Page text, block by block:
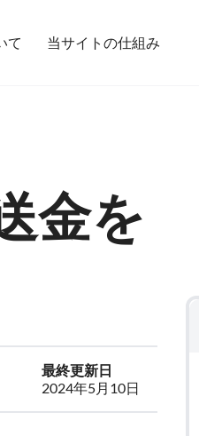
て 当サイトの仕組み
金を
最終更新日
2024年5月10日